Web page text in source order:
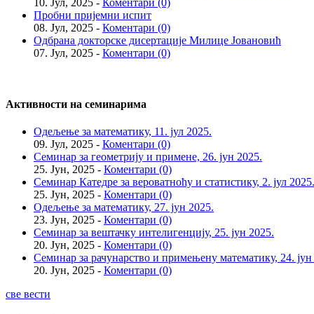
Пробни пријемни испит
08. Јул, 2025 - Коментари (0)
Одбрана докторске дисертације Милице Јовановић
07. Јул, 2025 - Коментари (0)
Активности на семинарима
Одељење за математику, 11. јул 2025.
09. Јул, 2025 - Коментари (0)
Семинар за геометрију и примене, 26. јун 2025.
25. Јун, 2025 - Коментари (0)
Семинар Катедре за вероватноћу и статистику, 2. јул 2025.
25. Јун, 2025 - Коментари (0)
Одељење за математику, 27. јун 2025.
23. Јун, 2025 - Коментари (0)
Семинар за вештачку интелигенцију, 25. јун 2025.
20. Јун, 2025 - Коментари (0)
Семинар за рачунарство и примењену математику, 24. јун
20. Јун, 2025 - Коментари (0)
све вести